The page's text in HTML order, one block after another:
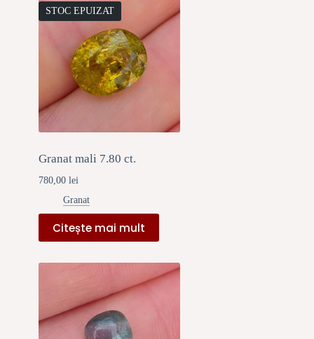
STOC EPUIZAT
Granat mali 7.80 ct.
780,00 lei
Granat
Citește mai mult